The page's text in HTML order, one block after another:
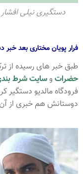
دستگیری نیلی افشار
فرار پویان مختاری بعد خبر
طبق خبر های رسیده از
حضرات و سایت شرط
فرودگاه مالدیو دستگیر
دوستانش هم خبری از آن